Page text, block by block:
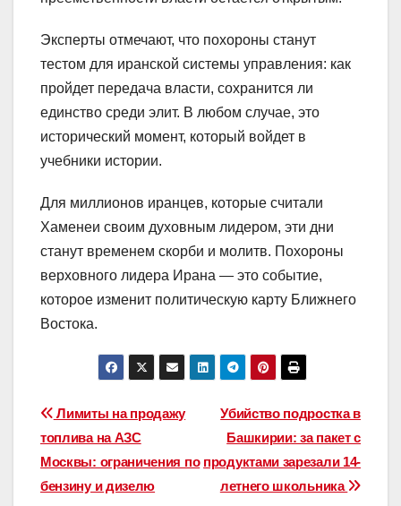
Эксперты отмечают, что похороны станут
тестом для иранской системы управления: как
пройдет передача власти, сохранится ли
единство среди элит. В любом случае, это
исторический момент, который войдет в
учебники истории.
Для миллионов иранцев, которые считали
Хаменеи своим духовным лидером, эти дни
станут временем скорби и молитв. Похороны
верховного лидера Ирана — это событие,
которое изменит политическую карту Ближнего
Востока.
Навигация
по
записям
Убийство подростка в
Башкирии: за пакет с
продуктами зарезали 14-
летнего школьника
Лимиты на продажу
топлива на АЗС
Москвы: ограничения по
бензину и дизелю